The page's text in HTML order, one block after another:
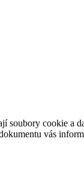
cookie
vás